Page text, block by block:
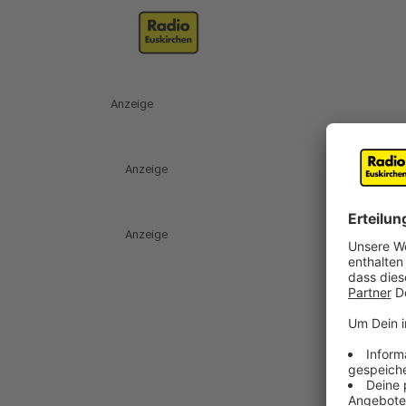
Anzeige
Anzeige
Anzeige